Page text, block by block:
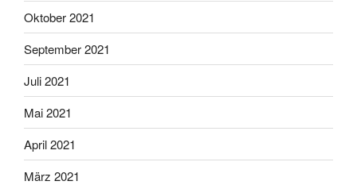
Oktober 2021
September 2021
Juli 2021
Mai 2021
April 2021
März 2021